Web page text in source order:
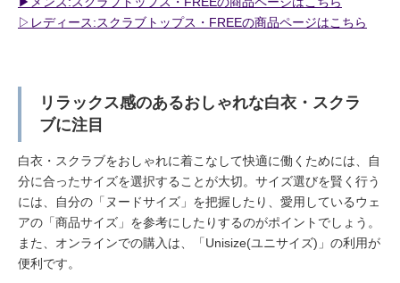
▷レディース:スクラブトップス・FREEの商品ページはこちら
リラックス感のあるおしゃれな白衣・スクラ
ブに注目
白衣・スクラブをおしゃれに着こなして快適に働くためには、自
分に合ったサイズを選択することが大切。サイズ選びを賢く行う
には、自分の「ヌードサイズ」を把握したり、愛用しているウェ
アの「商品サイズ」を参考にしたりするのがポイントでしょう。
また、オンラインでの購入は、「Unisize(ユニサイズ)」の利用が
便利です。